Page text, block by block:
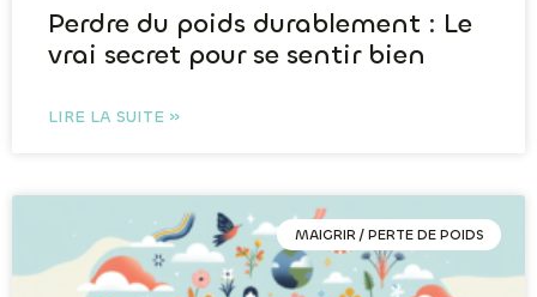
Perdre du poids durablement : Le
vrai secret pour se sentir bien
LIRE LA SUITE »
MAIGRIR / PERTE DE POIDS